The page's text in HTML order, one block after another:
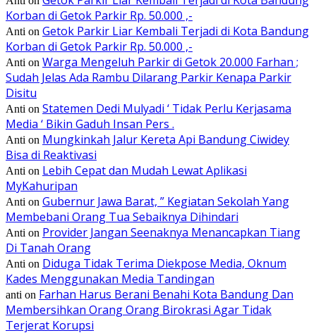
Korban di Getok Parkir Rp. 50.000 ,-
Anti on Getok Parkir Liar Kembali Terjadi di Kota Bandung
Korban di Getok Parkir Rp. 50.000 ,-
Anti on Warga Mengeluh Parkir di Getok 20.000 Farhan ;
Sudah Jelas Ada Rambu Dilarang Parkir Kenapa Parkir
Disitu
Anti on Statemen Dedi Mulyadi ‘ Tidak Perlu Kerjasama
Media ‘ Bikin Gaduh Insan Pers .
Anti on Mungkinkah Jalur Kereta Api Bandung Ciwidey
Bisa di Reaktivasi
Anti on Lebih Cepat dan Mudah Lewat Aplikasi
MyKahuripan
Anti on Gubernur Jawa Barat, ” Kegiatan Sekolah Yang
Membebani Orang Tua Sebaiknya Dihindari
Anti on Provider Jangan Seenaknya Menancapkan Tiang
Di Tanah Orang
Anti on Diduga Tidak Terima Diekpose Media, Oknum
Kades Menggunakan Media Tandingan
anti on Farhan Harus Berani Benahi Kota Bandung Dan
Membersihkan Orang Orang Birokrasi Agar Tidak
Terjerat Korupsi